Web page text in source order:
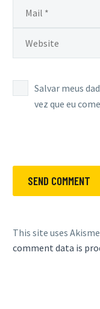
Salvar meus
vez que eu
SEND COMMENT
This site uses
comment data is